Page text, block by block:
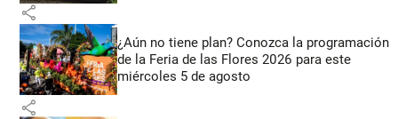
share
¿Aún no tiene plan? Conozca la programación
de la Feria de las Flores 2026 para este
miércoles 5 de agosto
share